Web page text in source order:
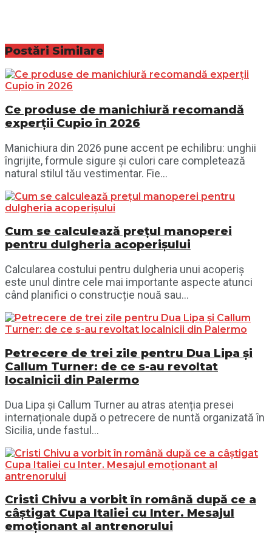
Postări Similare
Ce produse de manichiură recomandă
experții Cupio în 2026
Manichiura din 2026 pune accent pe echilibru: unghii
îngrijite, formule sigure și culori care completează
natural stilul tău vestimentar. Fie...
Cum se calculează prețul manoperei
pentru dulgheria acoperișului
Calcularea costului pentru dulgheria unui acoperiș
este unul dintre cele mai importante aspecte atunci
când planifici o construcție nouă sau...
Petrecere de trei zile pentru Dua Lipa și
Callum Turner: de ce s-au revoltat
localnicii din Palermo
Dua Lipa și Callum Turner au atras atenția presei
internaționale după o petrecere de nuntă organizată în
Sicilia, unde fastul...
Cristi Chivu a vorbit în română după ce a
câștigat Cupa Italiei cu Inter. Mesajul
emoționant al antrenorului